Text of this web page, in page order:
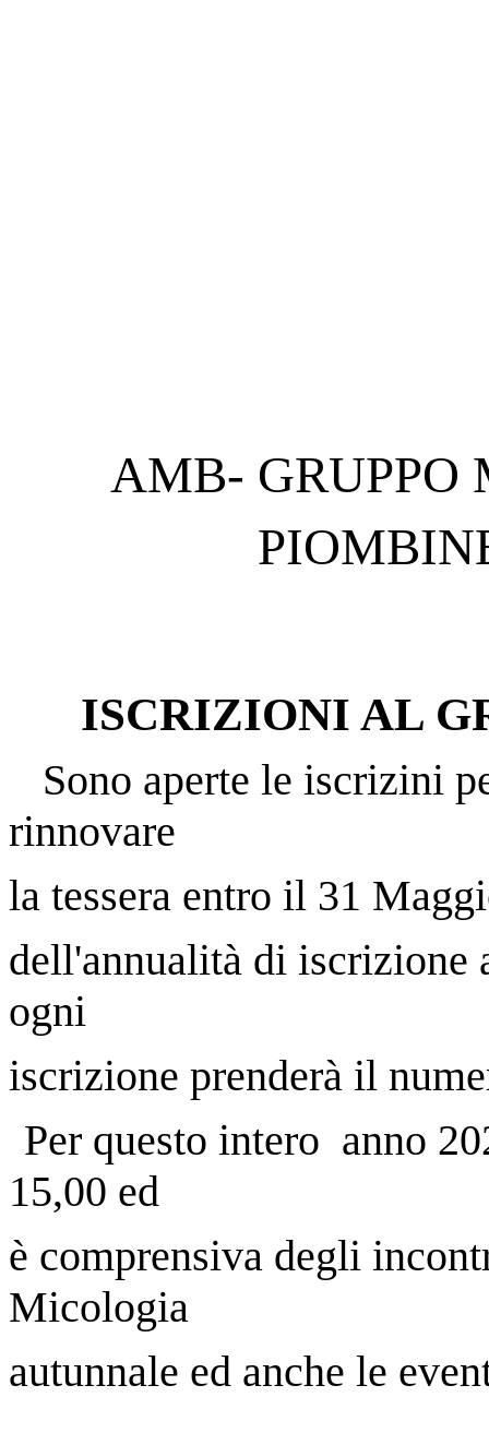
AMB- GRUPPO
ISCRIZIONI AL
Sono aperte le iscrizini
rinnovare
la tessera entro il 31
dell'annualità di iscrizione
ogni
iscrizione prenderà il
Per questo intero anno
15,00 ed
è comprensiva degli
Micologia
autunnale ed anche le